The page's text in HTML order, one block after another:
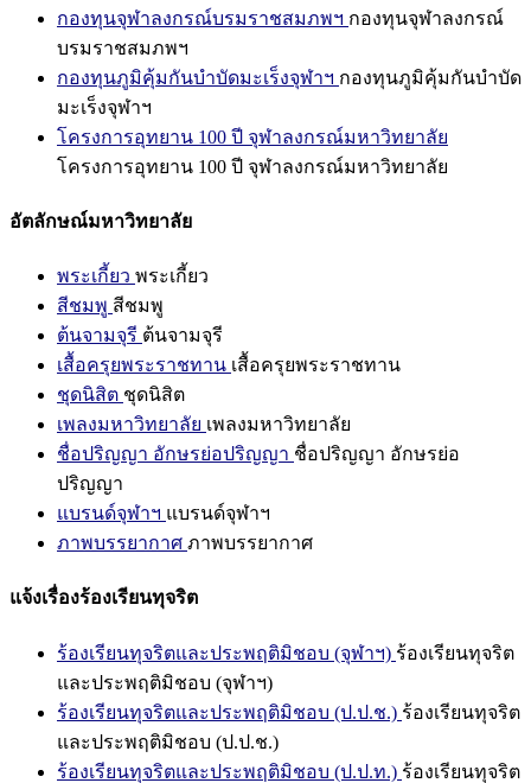
กองทุนจุฬาลงกรณ์บรมราชสมภพฯ กองทุนจุฬาลงกรณ์
บรมราชสมภพฯ
กองทุนภูมิคุ้มกันบำบัดมะเร็งจุฬาฯ กองทุนภูมิคุ้มกันบำบัด
มะเร็งจุฬาฯ
โครงการอุทยาน 100 ปี จุฬาลงกรณ์มหาวิทยาลัย
โครงการอุทยาน 100 ปี จุฬาลงกรณ์มหาวิทยาลัย
อัตลักษณ์มหาวิทยาลัย
พระเกี้ยว พระเกี้ยว
สีชมพู สีชมพู
ต้นจามจุรี ต้นจามจุรี
เสื้อครุยพระราชทาน เสื้อครุยพระราชทาน
ชุดนิสิต ชุดนิสิต
เพลงมหาวิทยาลัย เพลงมหาวิทยาลัย
ชื่อปริญญา อักษรย่อปริญญา ชื่อปริญญา อักษรย่อ
ปริญญา
แบรนด์จุฬาฯ แบรนด์จุฬาฯ
ภาพบรรยากาศ ภาพบรรยากาศ
แจ้งเรื่องร้องเรียนทุจริต
ร้องเรียนทุจริตและประพฤติมิชอบ (จุฬาฯ) ร้องเรียนทุจริต
และประพฤติมิชอบ (จุฬาฯ)
ร้องเรียนทุจริตและประพฤติมิชอบ (ป.ป.ช.) ร้องเรียนทุจริต
และประพฤติมิชอบ (ป.ป.ช.)
ร้องเรียนทุจริตและประพฤติมิชอบ (ป.ป.ท.) ร้องเรียนทุจริต